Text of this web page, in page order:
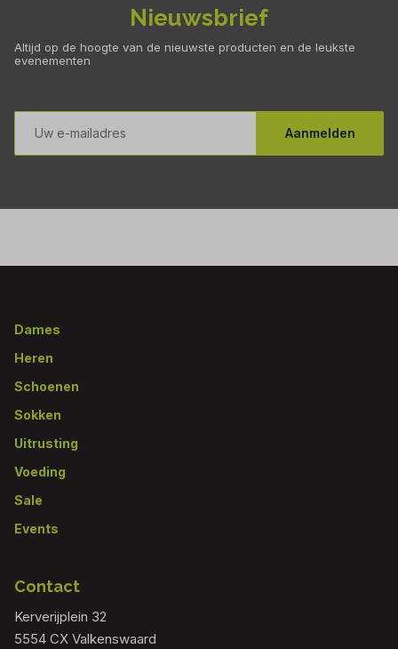
Nieuwsbrief
Altijd op de hoogte van de nieuwste producten en de leukste
evenementen
E-
mailadres
Aanmelden
Footer
Dames
Heren
Schoenen
Sokken
Uitrusting
Voeding
Sale
Events
Contact
Kerverijplein 32
5554 CX Valkenswaard